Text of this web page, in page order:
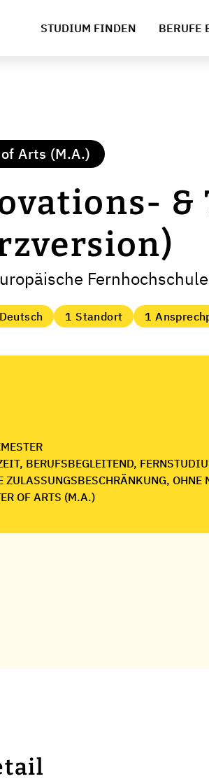
STUDIUM FINDEN BERUFE
Arts (M.A.)
&
1 Standort 1
BERUFSBEGLEITEND,
ZULASSUNGSBESCHRÄNKUNG, OHNE
OF ARTS (M.A.)